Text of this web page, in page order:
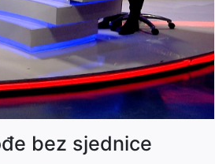
bez sjednice